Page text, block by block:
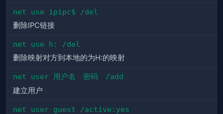
net use ipipc$ /del
删除IPC链接
net use h: /del
删除映射对方到本地的为H:的映射
net user 用户名　密码　/add
建立用户
net user guest /active:yes